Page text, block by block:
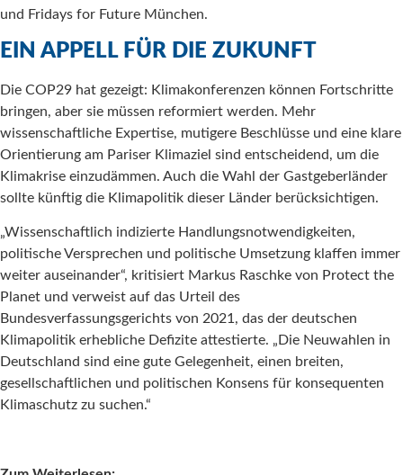
und Fridays for Future München.
EIN APPELL FÜR DIE ZUKUNFT
Die COP29 hat gezeigt: Klimakonferenzen können Fortschritte
bringen, aber sie müssen reformiert werden. Mehr
wissenschaftliche Expertise, mutigere Beschlüsse und eine klare
Orientierung am Pariser Klimaziel sind entscheidend, um die
Klimakrise einzudämmen. Auch die Wahl der Gastgeberländer
sollte künftig die Klimapolitik dieser Länder berücksichtigen.
„Wissenschaftlich indizierte Handlungsnotwendigkeiten,
politische Versprechen und politische Umsetzung klaffen immer
weiter auseinander“, kritisiert Markus Raschke von Protect the
Planet und verweist auf das Urteil des
Bundesverfassungsgerichts von 2021, das der deutschen
Klimapolitik erhebliche Defizite attestierte. „Die Neuwahlen in
Deutschland sind eine gute Gelegenheit, einen breiten,
gesellschaftlichen und politischen Konsens für konsequenten
Klimaschutz zu suchen.“